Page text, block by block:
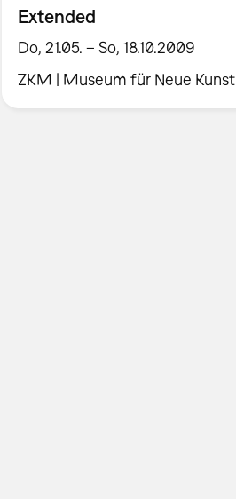
Extended
Do, 21.05. – So, 18.10.2009
ZKM | Museum für Neue Kunst